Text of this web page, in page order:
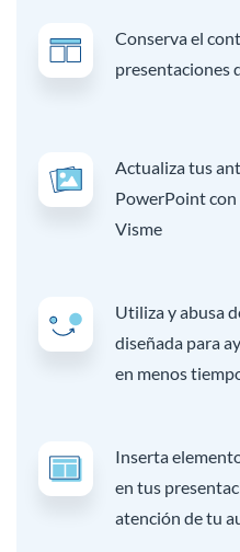
Conserva el
presentaciones
Actualiza tus
PowerPoint con
Visme
Utiliza y abusa
diseñada para
en menos
Inserta
en tus
atención de tu